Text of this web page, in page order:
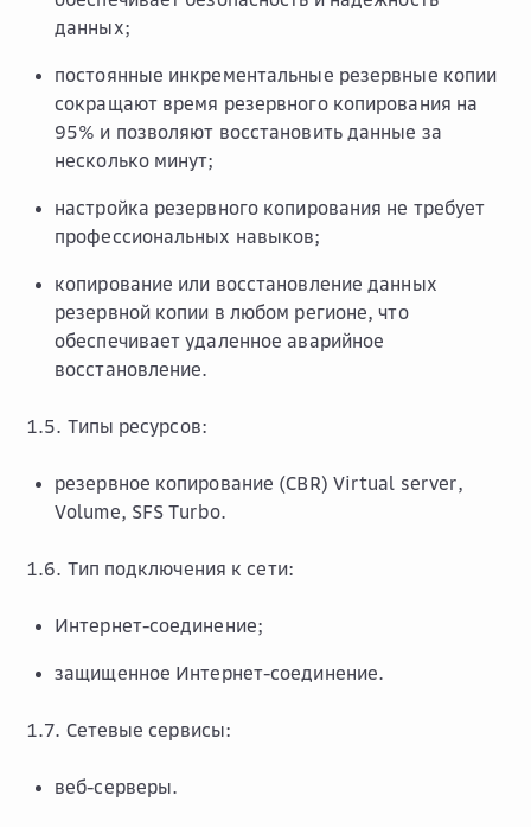
данных;
постоянные инкрементальные резервные копии
сокращают время резервного копирования на
95% и позволяют восстановить данные за
несколько минут;
настройка резервного копирования не требует
профессиональных навыков;
копирование или восстановление данных
резервной копии в любом регионе, что
обеспечивает удаленное аварийное
восстановление.
1.5. Типы ресурсов:
резервное копирование (CBR) Virtual server,
Volume, SFS Turbo.
1.6. Тип подключения к сети:
Интернет-соединение;
защищенное Интернет-соединение.
1.7. Сетевые сервисы:
веб-серверы.